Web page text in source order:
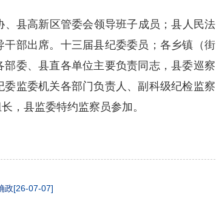
县高新区管委会领导班子成员；县人民法
部出席。十三届县纪委委员；各乡镇（街
委、县直各单位主要负责同志，县委巡察
监委机关各部门负责人、副科级纪检监察
，县监委特约监察员参加。
政[26-07-07]